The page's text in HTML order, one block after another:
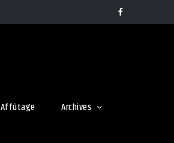
Facebook
Affûtage Archives